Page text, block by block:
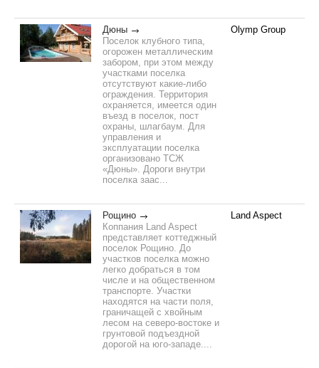
Дюны
Поселок клубного типа,
огорожен металлическим
забором, при этом между
участками поселка
отсутствуют какие-либо
ограждения. Территория
охраняется, имеется один
въезд в поселок, пост
охраны, шлагбаум. Для
управления и
эксплуатации поселка
организовано ТСЖ
«Дюны». Дороги внутри
поселка заас...
Olymp Group
Рощино
Коппания Land Aspect
представляет коттеджный
поселок Рощино. До
участков поселка можно
легко добраться в том
числе и на общественном
транспорте. Участки
находятся на части поля,
граничащей с хвойным
лесом на северо-востоке и
грунтовой подъездной
дорогой на юго-западе....
Land Aspect